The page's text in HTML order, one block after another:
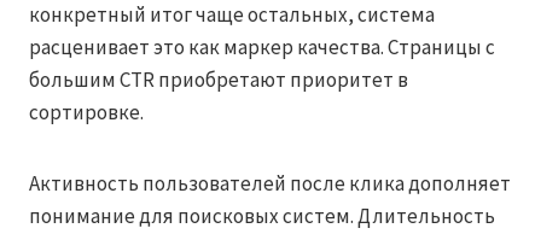
конкретный итог чаще остальных, система
расценивает это как маркер качества. Страницы с
большим CTR приобретают приоритет в
сортировке.
Активность пользователей после клика дополняет
понимание для поисковых систем. Длительность